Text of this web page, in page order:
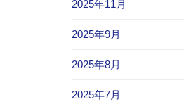
2025年11月
2025年9月
2025年8月
2025年7月